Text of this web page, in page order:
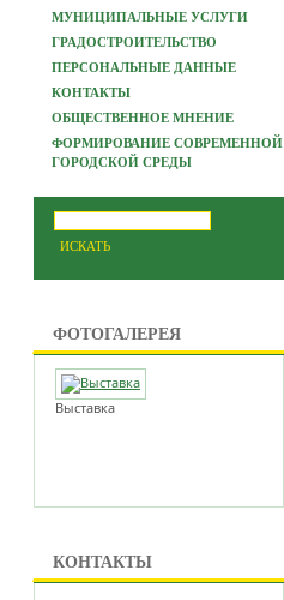
МУНИЦИПАЛЬНЫЕ УСЛУГИ
ГРАДОСТРОИТЕЛЬСТВО
ПЕРСОНАЛЬНЫЕ ДАННЫЕ
КОНТАКТЫ
ОБЩЕСТВЕННОЕ МНЕНИЕ
ФОРМИРОВАНИЕ СОВРЕМЕННОЙ
ГОРОДСКОЙ СРЕДЫ
ФОТОГАЛЕРЕЯ
Выставка
КОНТАКТЫ